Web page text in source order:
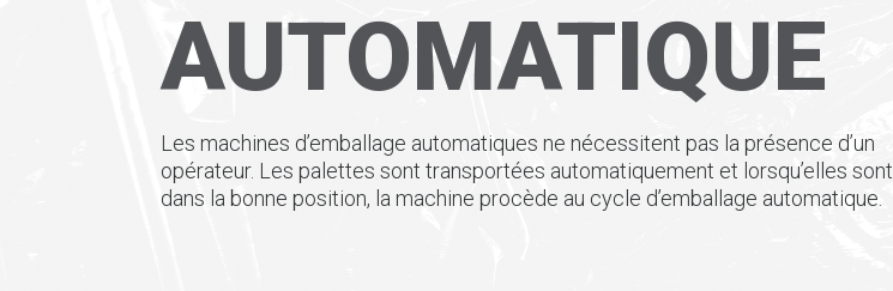
AUTOMATIQUE
Les machines d’emballage automatiques ne nécessitent pas la présence d’un
opérateur. Les palettes sont transportées automatiquement et lorsqu’elles sont
dans la bonne position, la machine procède au cycle d’emballage automatique